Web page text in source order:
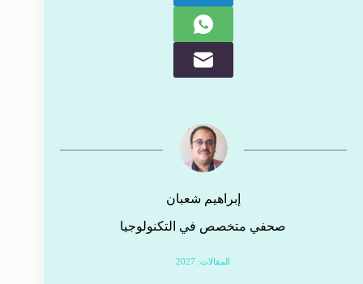
إبراهيم شعبان
صحفي متخصص في التكنولوجيا
المقالات: 2027